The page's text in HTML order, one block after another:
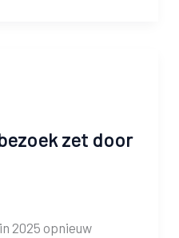
zet door
2025 opnieuw